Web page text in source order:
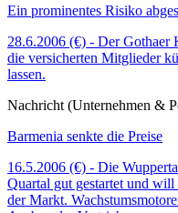
Ein prominentes Risiko
28.6.2006 (€) - Der Gothaer
die versicherten Mitglieder
lassen.
Nachricht (Unternehmen &
Barmenia senkte die Preise
16.5.2006 (€) - Die
Quartal gut gestartet und
der Markt.